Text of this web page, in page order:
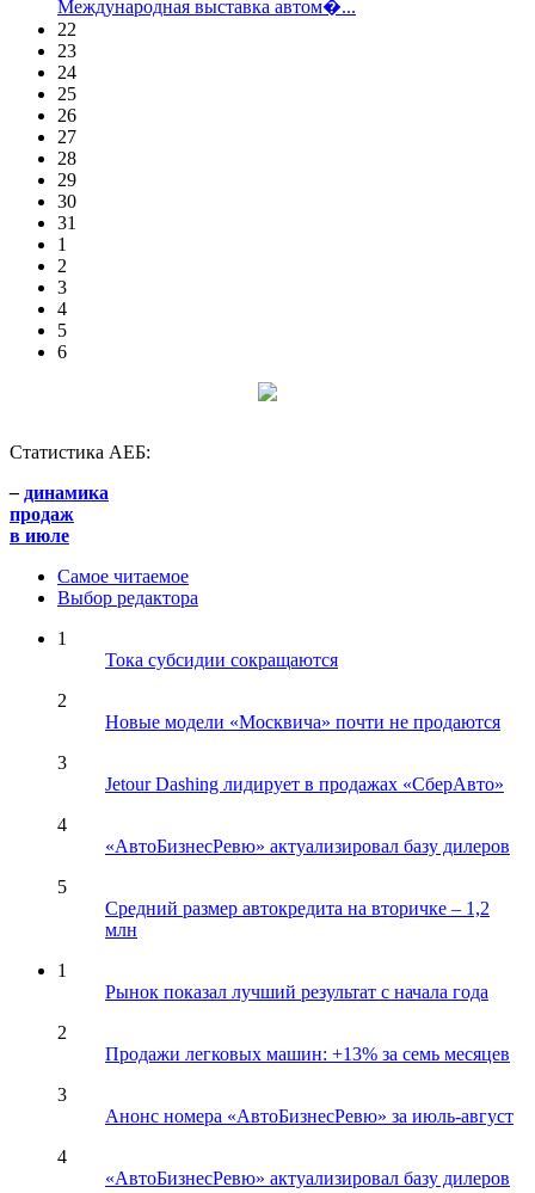
Международная выставка автом�...
22
23
24
25
26
27
28
29
30
31
1
2
3
4
5
6
Статистика АЕБ:
– динамика
продаж
в июле
Самое читаемое
Выбор редактора
1
Тока субсидии сокращаются
2
Новые модели «Москвича» почти не продаются
3
Jetour Dashing лидирует в продажах «СберАвто»
4
«АвтоБизнесРевю» актуализировал базу дилеров
5
Средний размер автокредита на вторичке – 1,2
млн
1
Рынок показал лучший результат с начала года
2
Продажи легковых машин: +13% за семь месяцев
3
Анонс номера «АвтоБизнесРевю» за июль-август
4
«АвтоБизнесРевю» актуализировал базу дилеров